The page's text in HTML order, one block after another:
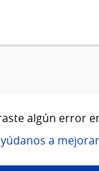
algún error
a